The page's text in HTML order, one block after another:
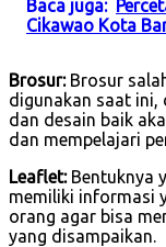
Baca juga:
Cikawao Kota
Brosur:Brosur
digunakan saat ini,
dan desain baik
dan mempelajari
Leaflet:Bentuknya
memiliki informasi
orang agar bisa
yang disampaikan.